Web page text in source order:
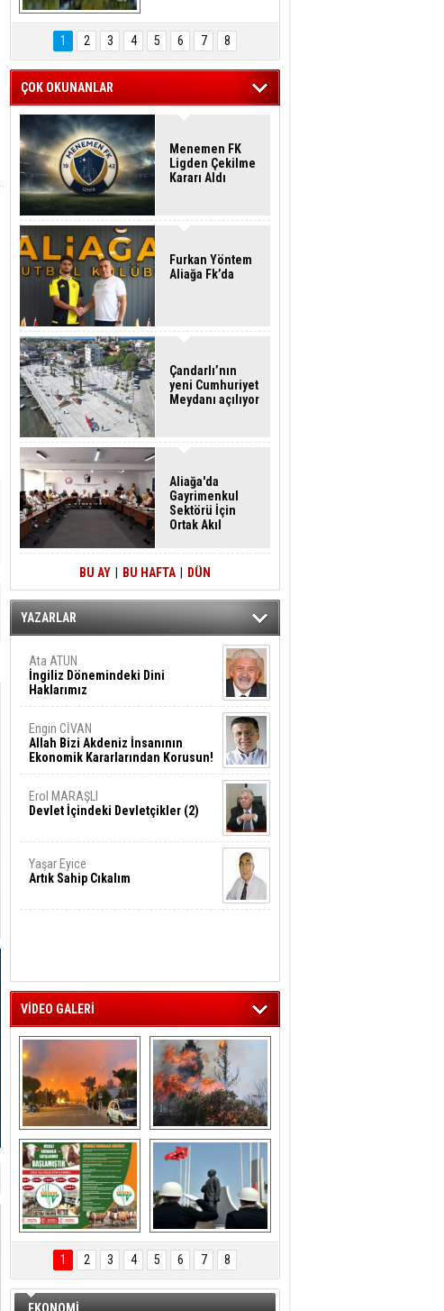
Hasan Eser'in
Objektifinden
1 2 3 4 5 6 7 8
ÇOK OKUNANLAR
Menemen FK
Ligden Çekilme
Kararı Aldı
Furkan Yöntem
Aliağa Fk’da
Çandarlı’nın
yeni Cumhuriyet
Meydanı açılıyor
Aliağa'da
Gayrimenkul
Sektörü İçin
Ortak Akıl
BU AY BU HAFTA DÜN
YAZARLAR
Ata ATUN
İngiliz Dönemindeki Dini
Haklarımız
Engin CİVAN
Allah Bizi Akdeniz İnsanının
Ekonomik Kararlarından Korusun!
Erol MARAŞLI
Devlet İçindeki Devletçikler (2)
Yaşar Eyice
Artık Sahip Cıkalım
VİDEO GALERİ
Aliağa ‘da  otluk
alanda çıkan
yangın evlere
sıçramadan
söndürüldü
Aliağa'nın Ciğerleri
ÖNAL TARIM
TANITIM FİLMİ
Aliağa'da Polis
Haftası Kutlandı
1 2 3 4 5 6 7 8